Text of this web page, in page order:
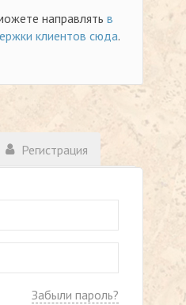
направлять в
клиентов сюда.
Регистрация
Забыли пароль?